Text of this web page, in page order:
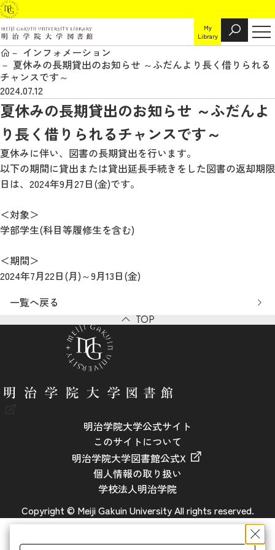
My
Library
インフォメーション
夏休みの長期貸出のお知らせ ～ふだんより長く借りられる
チャンスです～
2024.07.12
夏休みの長期貸出のお知らせ ～ふだんよ
り長く借りられるチャンスです～
夏休みに伴い、図書の長期貸出を行います。
以下の期間に貸出または貸出延長手続きをした図書の返却期限
日は、2024年9月27日(金)です。
＜対象＞
学部学生(科目等履修生を含む)
＜期間＞
2024年7月22日(月)～9月13日(金)
一覧へ戻る
TOP
明治学院大学公式サイト
このサイトについて
明治学院大学図書館公式X
個人情報の取り扱い
学校法人明治学院
Copyright © Meiji Gakuin University All rights reserved.